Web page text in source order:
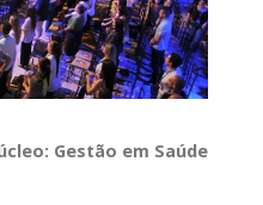
Gestão em Saúde